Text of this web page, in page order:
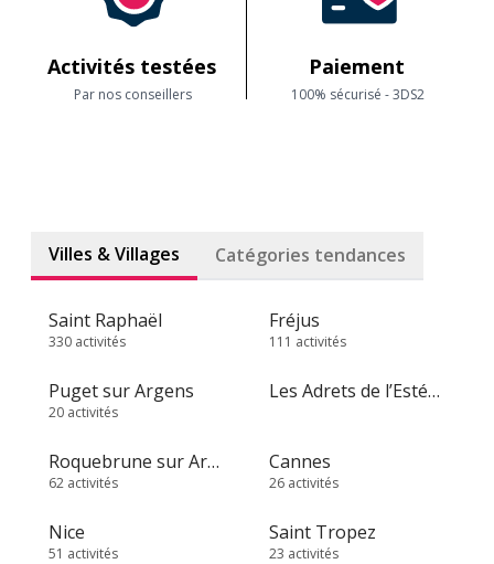
Activités testées
Par nos conseillers
Paiement
100% sécurisé - 3DS2
Villes & Villages Catégories tendances
Saint Raphaël
330 activités
Fréjus
111 activités
Puget sur Argens
20 activités
Les Adrets de l’Estérel
Roquebrune sur Argens
62 activités
Cannes
26 activités
Nice
51 activités
Saint Tropez
23 activités